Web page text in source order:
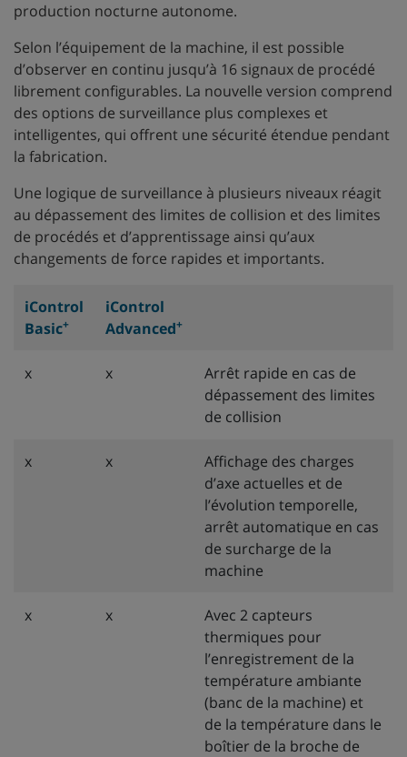
production nocturne autonome.
Selon l’équipement de la machine, il est possible
d’observer en continu jusqu’à 16 signaux de procédé
librement configurables. La nouvelle version comprend
des options de surveillance plus complexes et
intelligentes, qui offrent une sécurité étendue pendant
la fabrication.
Une logique de surveillance à plusieurs niveaux réagit
au dépassement des limites de collision et des limites
de procédés et d’apprentissage ainsi qu’aux
changements de force rapides et importants.
iControl
Basic+
iControl
Advanced+
x x
Arrêt rapide en cas de
dépassement des limites
de collision
x x
Affichage des charges
d’axe actuelles et de
l’évolution temporelle,
arrêt automatique en cas
de surcharge de la
machine
x x
Avec 2 capteurs
thermiques pour
l’enregistrement de la
température ambiante
(banc de la machine) et
de la température dans le
boîtier de la broche de